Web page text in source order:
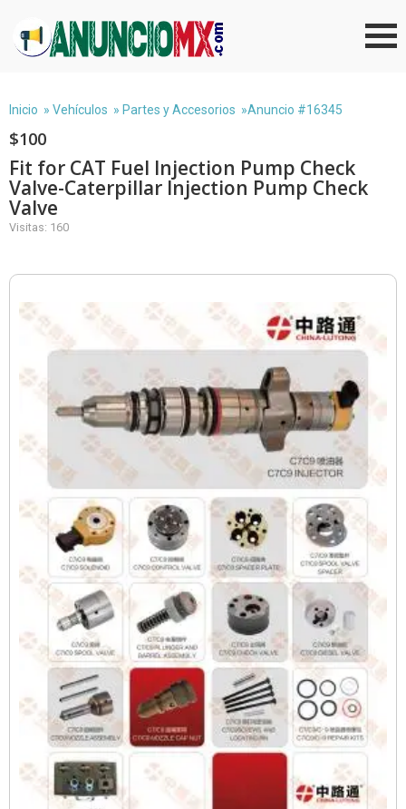
Inicio » Vehículos » Partes y Accesorios »Anuncio #16345
$100
Fit for CAT Fuel Injection Pump Check
Valve-Caterpillar Injection Pump Check
Valve
Visitas: 160